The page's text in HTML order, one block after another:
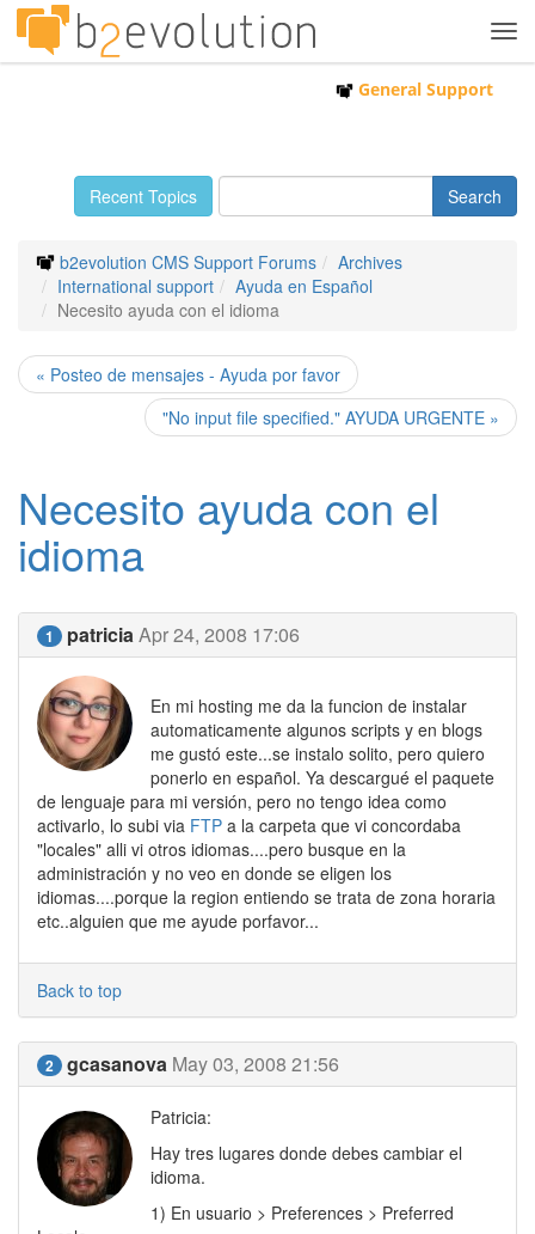
General Support
Recent Topics
b2evolution CMS Support Forums
Archives
International support
Ayuda en Español
Necesito ayuda con el idioma
« Posteo de mensajes - Ayuda por favor
"No input file specified." AYUDA URGENTE »
Necesito ayuda con el
idioma
1 patriciaApr 24, 2008 17:06
En mi hosting me da la funcion de instalar
automaticamente algunos scripts y en blogs
me gustó este...se instalo solito, pero quiero
ponerlo en español. Ya descargué el paquete
de lenguaje para mi versión, pero no tengo idea como
activarlo, lo subi via FTP a la carpeta que vi concordaba
"locales" alli vi otros idiomas....pero busque en la
administración y no veo en donde se eligen los
idiomas....porque la region entiendo se trata de zona horaria
etc..alguien que me ayude porfavor...
Back to top
2 gcasanova May 03, 2008 21:56
Patricia:
Hay tres lugares donde debes cambiar el
idioma.
1) En usuario > Preferences > Preferred